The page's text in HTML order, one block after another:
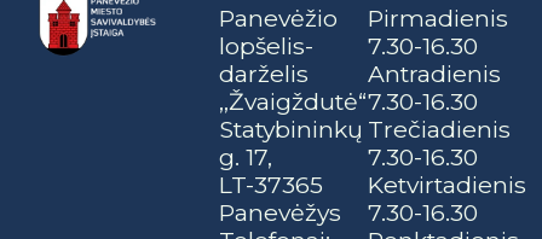
Panevėžio
lopšelis-
darželis
,,Žvaigždutė“
Statybininkų
g. 17,
LT-37365
Panevėžys
Pirmadienis
7.30-16.30
Antradienis
7.30-16.30
Trečiadienis
7.30-16.30
Ketvirtadienis
7.30-16.30